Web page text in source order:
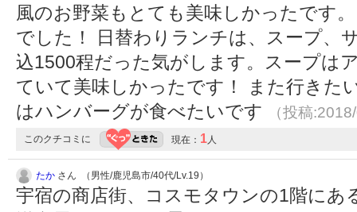
風のお野菜もとても美味しかったです
でした！ 日替わりランチは、スープ、
込1500程だった気がします。スープは
ていて美味しかったです！ また行きた
はハンバーグが食べたいです
（投稿
このクチコミに 現在： 1人
たか さん （男性/鹿児島市/40代/Lv.19）
宇宿の商店街、コスモタウンの1階にあ